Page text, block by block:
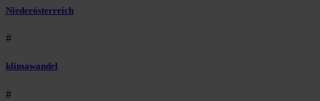
Niederösterreich
#
klimawandel
#